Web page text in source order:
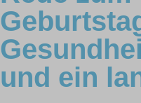
und ein